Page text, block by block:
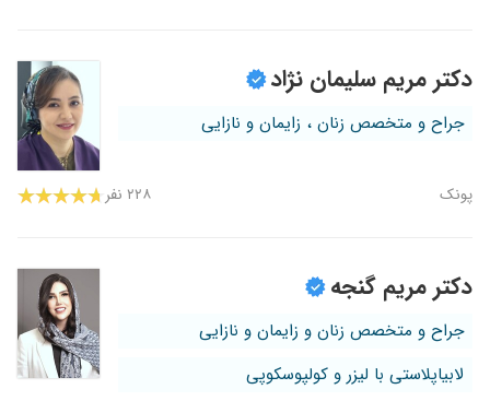
دکتر مریم سلیمان نژاد
جراح و متخصص زنان ، زایمان و نازایی
پونک ۲۲۸ نفر
دکتر مریم گنجه
جراح و متخصص زنان و زایمان و نازایی
لابیاپلاستی با لیزر و کولپوسکوپی